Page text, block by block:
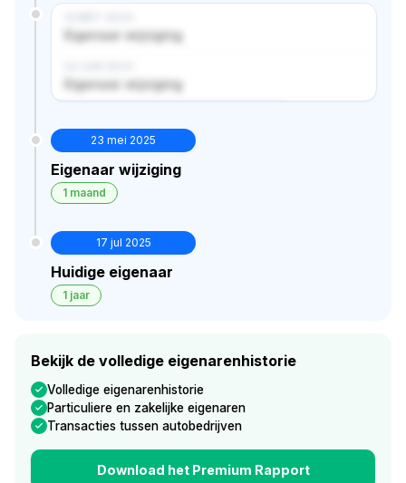
Eigenaar wijziging
Eigenaar wijziging
23 mei 2025
Eigenaar wijziging
1 maand
17 jul 2025
Huidige eigenaar
1 jaar
Bekijk de volledige eigenarenhistorie
Volledige eigenarenhistorie
Particuliere en zakelijke eigenaren
Transacties tussen autobedrijven
Download het Premium Rapport